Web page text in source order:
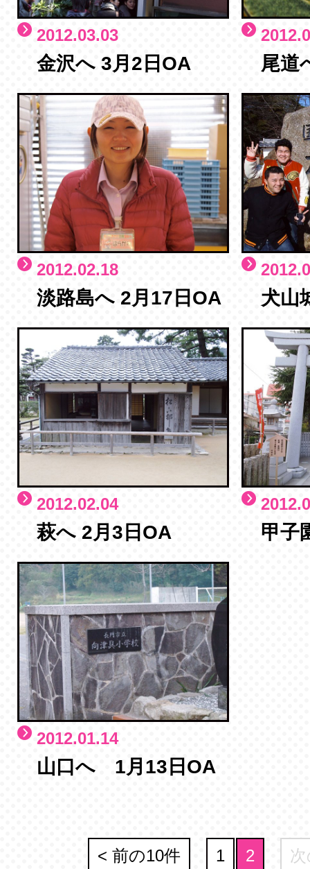
2012.03.03
金沢へ 3月2日OA 尾道
2012.02.18
淡路島へ 2月17日OA 犬山
2012.02.04
萩へ 2月3日OA 甲子
2012.01.14
山口へ 1月13日OA
< 前の10件 1 2